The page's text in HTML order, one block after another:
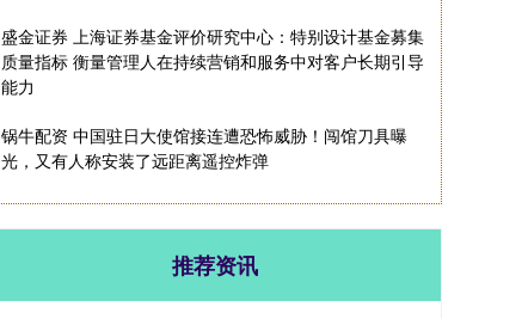
盛金证券 上海证券基金评价研究中心：特别设计基金募集
质量指标 衡量管理人在持续营销和服务中对客户长期引导
能力
锅牛配资 中国驻日大使馆接连遭恐怖威胁！闯馆刀具曝
光，又有人称安装了远距离遥控炸弹
推荐资讯